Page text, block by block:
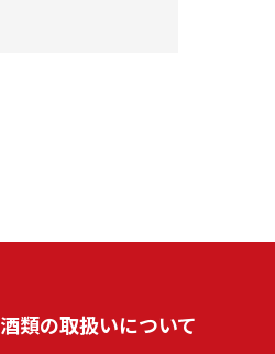
酒類の取扱いについて